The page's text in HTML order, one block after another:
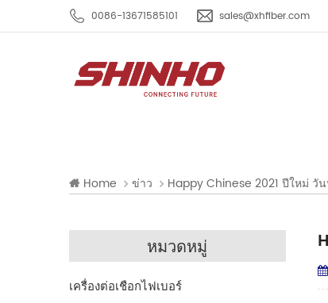
0086-13671585101 sales@xhfiber.com
Home ข่าว Happy Chinese 2021 ปีใหม่ วั
หมวดหมู่
เครื่องต่อเชือกไฟเบอร์